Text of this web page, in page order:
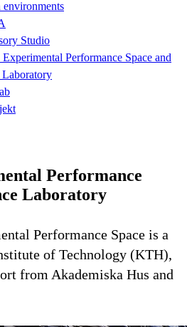
environments
Studio
Performance Space and
Laboratory
Performance
Laboratory
Performance Space is a
of Technology (KTH),
from Akademiska Hus and